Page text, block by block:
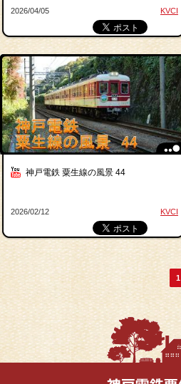
KVCI
2026/04/05
神戸電鉄 粟生線の風景 44
KVCI
2026/02/12
1